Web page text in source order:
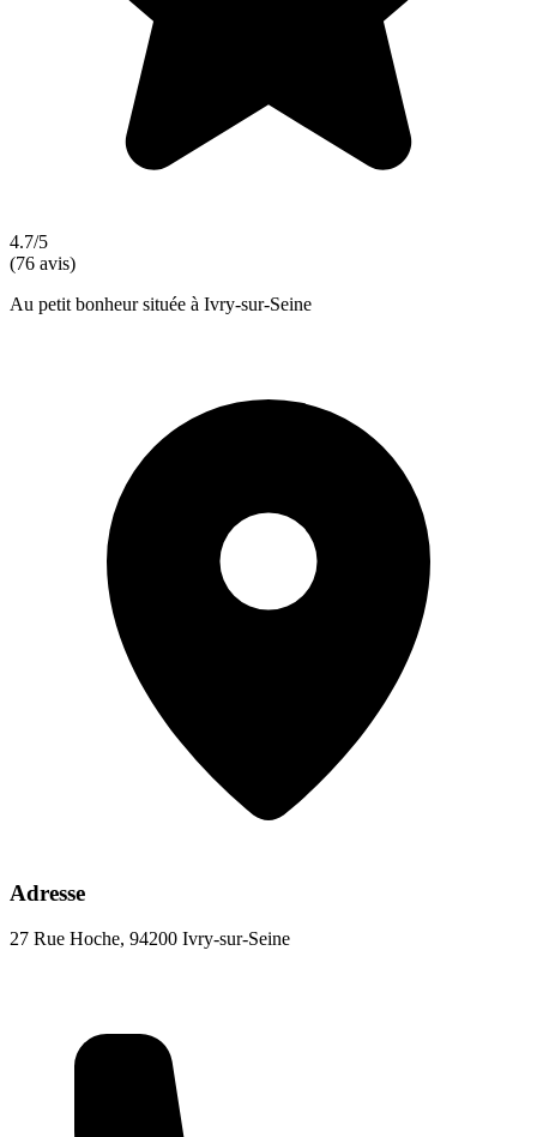
4.7/5
(76 avis)
Au petit bonheur située à Ivry-sur-Seine
Adresse
27 Rue Hoche, 94200 Ivry-sur-Seine